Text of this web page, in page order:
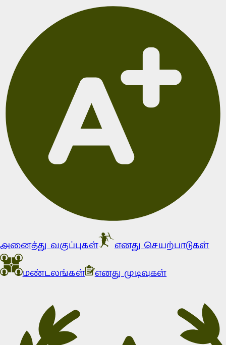
அனைத்து வகுப்புகள்
எனது செயற்பாடுகள்
மண்டலங்கள்
எனது முடிவுகள்